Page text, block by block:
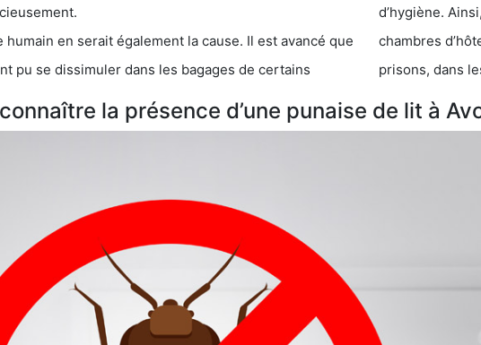
en serait également la cause. Il est avancé que
se dissimuler dans les bagages de certains
d’hygiène.
chambres
prisons, dans
la présence d’une punaise de lit à